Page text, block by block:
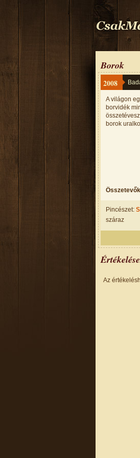
Borok
2008
A világon
borvidék
borok
Pincészet:
száraz
Az